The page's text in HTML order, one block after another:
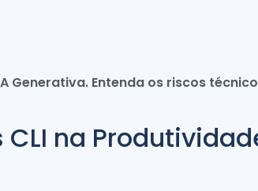
Entenda os riscos
CLI na